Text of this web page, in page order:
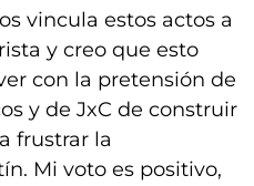
vincula estos actos a
y creo que esto
con la pretensión de
y de JxC de construir
frustrar la
Mi voto es positivo,